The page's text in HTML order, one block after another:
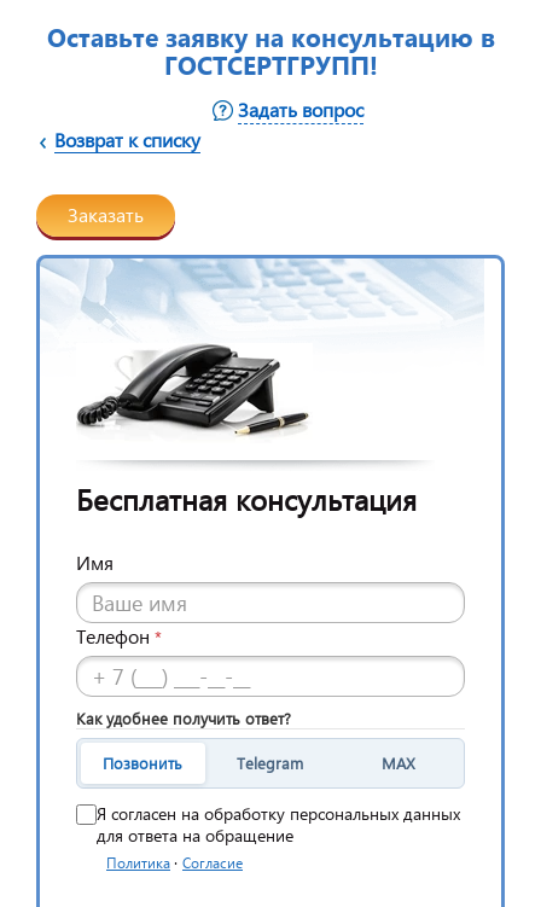
Оставьте заявку на консультацию в
ГОСТСЕРТГРУПП!
Возврат к списку
Задать вопрос
Заказать
Бесплатная консультация
Имя
Телефон *
Как удобнее получить ответ?
Позвонить Telegram MAX
Я согласен на обработку персональных данных
для ответа на обращение
Политика · Согласие